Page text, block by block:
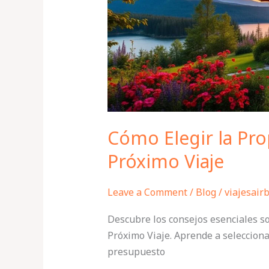
Cómo Elegir la
Próximo Viaje
Leave a Comment/ Blog/
Descubre los consejos esenciales
Próximo Viaje. Aprende a
presupuesto
Próximo
Viaje